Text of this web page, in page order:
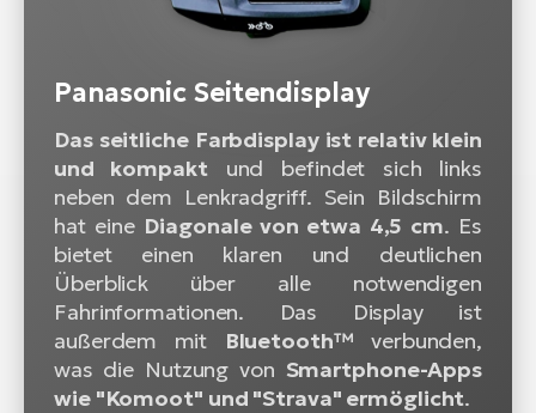
Panasonic Seitendisplay
Das seitliche Farbdisplay ist relativ klein
und kompaktund befindet sich links
neben dem Lenkradgriff. Sein Bildschirm
hat eine Diagonale von etwa 4,5 cm. Es
bietet einen klaren und deutlichen
Überblick über alle notwendigen
Fahrinformationen. Das Display ist
außerdem mit
Bluetooth™ verbunden,
was die Nutzung von Smartphone-Apps
wie "Komoot" und "Strava" ermöglicht.